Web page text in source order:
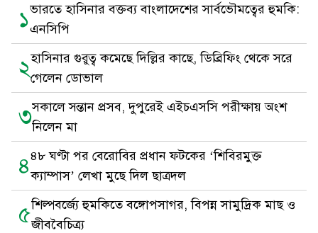
১ভারতে হাসিনার বক্তব্য বাংলাদেশের সার্বভৌমত্বের হুমকি:
এনসিপি
২হাসিনার গুরুত্ব কমেছে দিল্লির কাছে, ডিব্রিফিং থেকে সরে
গেলেন ডোভাল
৩সকালে সন্তান প্রসব, দুপুরেই এইচএসসি পরীক্ষায় অংশ
নিলেন মা
৪৪৮ ঘণ্টা পর বেরোবির প্রধান ফটকের ‘শিবিরমুক্ত
ক্যাম্পাস’ লেখা মুছে দিল ছাত্রদল
৫শিল্পবর্জ্যে হুমকিতে বঙ্গোপসাগর, বিপন্ন সামুদ্রিক মাছ ও
জীববৈচিত্র্য